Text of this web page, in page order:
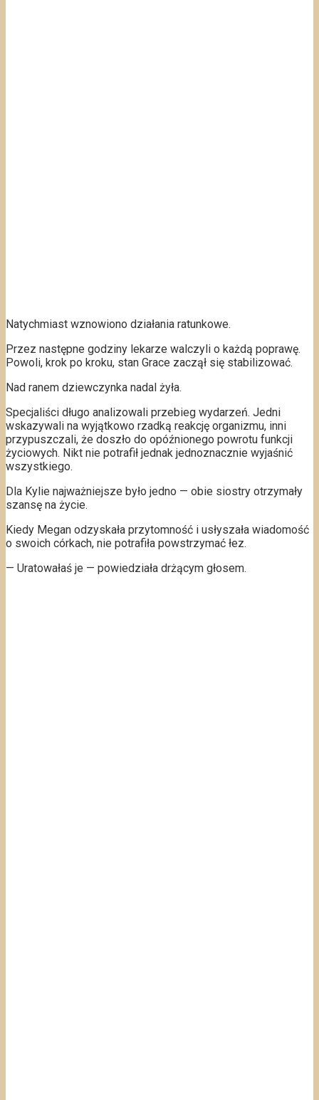
Natychmiast wznowiono działania ratunkowe.
Przez następne godziny lekarze walczyli o każdą poprawę.
Powoli, krok po kroku, stan Grace zaczął się stabilizować.
Nad ranem dziewczynka nadal żyła.
Specjaliści długo analizowali przebieg wydarzeń. Jedni
wskazywali na wyjątkowo rzadką reakcję organizmu, inni
przypuszczali, że doszło do opóźnionego powrotu funkcji
życiowych. Nikt nie potrafił jednak jednoznacznie wyjaśnić
wszystkiego.
Dla Kylie najważniejsze było jedno — obie siostry otrzymały
szansę na życie.
Kiedy Megan odzyskała przytomność i usłyszała wiadomość
o swoich córkach, nie potrafiła powstrzymać łez.
— Uratowałaś je — powiedziała drżącym głosem.